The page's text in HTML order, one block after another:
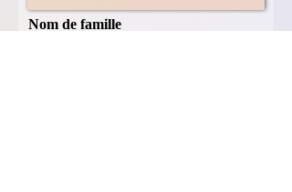
Nom de famille